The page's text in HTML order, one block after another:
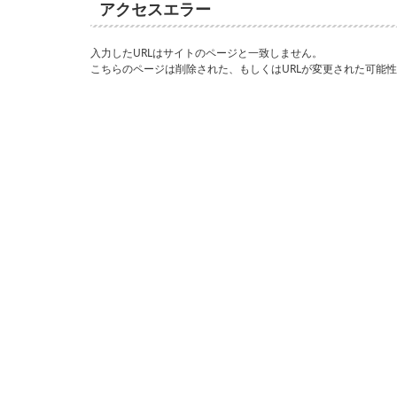
アクセスエラー
入力したURLはサイトのページと一致しません。
こちらのページは削除された、もしくはURLが変更された可能性